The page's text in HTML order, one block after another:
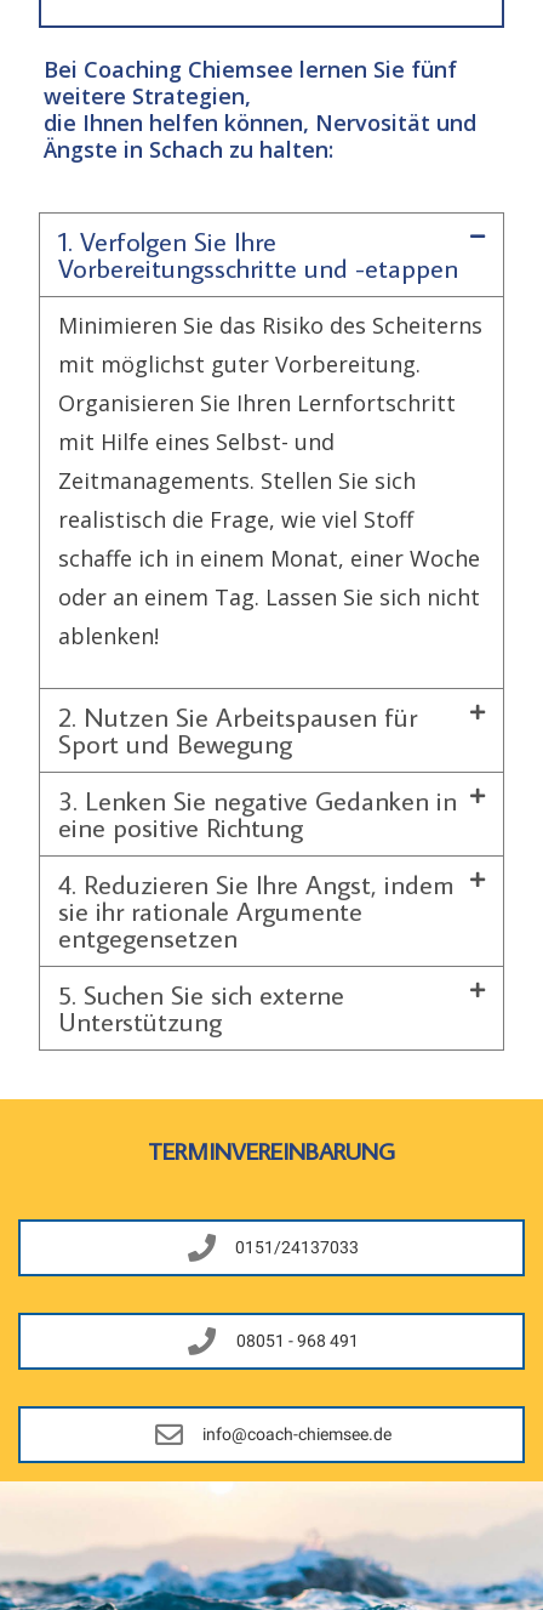
Bei Coaching Chiemsee lernen Sie fünf
weitere Strategien,
die Ihnen helfen können, Nervosität und
Ängste in Schach zu halten:
1. Verfolgen Sie Ihre
Vorbereitungsschritte und -etappen
Minimieren Sie das Risiko des Scheiterns
mit möglichst guter Vorbereitung.
Organisieren Sie Ihren Lernfortschritt
mit Hilfe eines Selbst- und
Zeitmanagements. Stellen Sie sich
realistisch die Frage, wie viel Stoff
schaffe ich in einem Monat, einer Woche
oder an einem Tag. Lassen Sie sich nicht
ablenken!
2. Nutzen Sie Arbeitspausen für
Sport und Bewegung
3. Lenken Sie negative Gedanken in
eine positive Richtung
4. Reduzieren Sie Ihre Angst, indem
sie ihr rationale Argumente
entgegensetzen
5. Suchen Sie sich externe
Unterstützung
TERMINVEREINBARUNG
0151/24137033
08051 - 968 491
info@coach-chiemsee.de